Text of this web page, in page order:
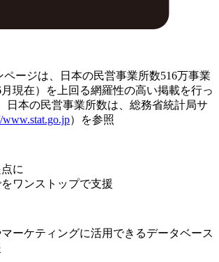
ージは、日本の民営事業所数516万事業
月現在）を上回る網羅性の高い掲載を行っ
日本の民営事業所数は、総務省統計局サ
www.stat.go.jp）を参照
に
ワンストップで支援
ーケティングに活用できるデータベース